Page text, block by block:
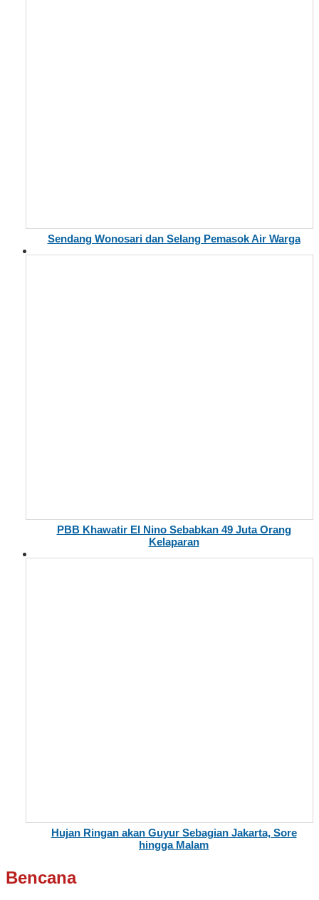
Sendang Wonosari dan Selang Pemasok Air Warga
PBB Khawatir El Nino Sebabkan 49 Juta Orang
Kelaparan
Hujan Ringan akan Guyur Sebagian Jakarta, Sore
hingga Malam
Bencana